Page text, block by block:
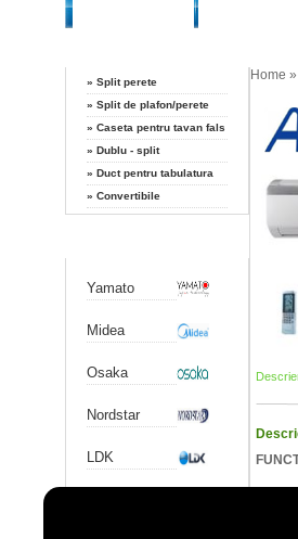
» Split perete
» Split de plafon/perete
» Caseta pentru tavan fals
» Dublu - split
» Duct pentru tabulatura
» Convertibile
Yamato
Midea
Osaka
Nordstar
LDK
Home »